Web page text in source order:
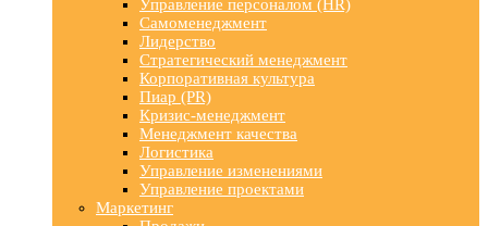
Управление персоналом (HR)
Самоменеджмент
Лидерство
Стратегический менеджмент
Корпоративная культура
Пиар (PR)
Кризис-менеджмент
Менеджмент качества
Логистика
Управление изменениями
Управление проектами
Маркетинг